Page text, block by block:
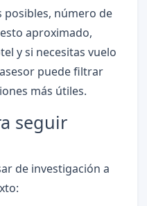
posibles, número de
aproximado,
y si necesitas vuelo
puede filtrar
más útiles.
seguir
de investigación a